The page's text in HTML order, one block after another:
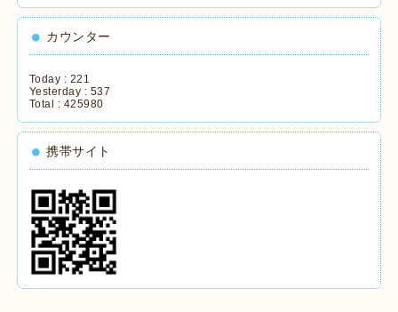
カウンター
Today : 221
Yesterday : 537
Total : 425980
携帯サイト